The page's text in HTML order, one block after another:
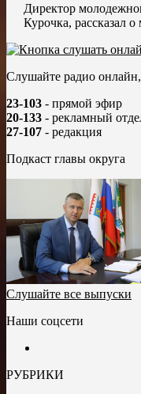
Директор
Курочка, рассказал
Слушайте радио
23-103 - прямой эфир
20-133 - рекламный
27-107 - редакция
Подкаст главы округа
Слушайте все выпуски
Наши соцсети
РУБРИКИ